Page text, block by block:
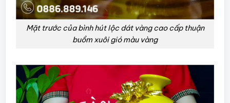
Mặt trước của bình hút lộc dát vàng cao cấp thuận
buồm xuôi gió màu vàng